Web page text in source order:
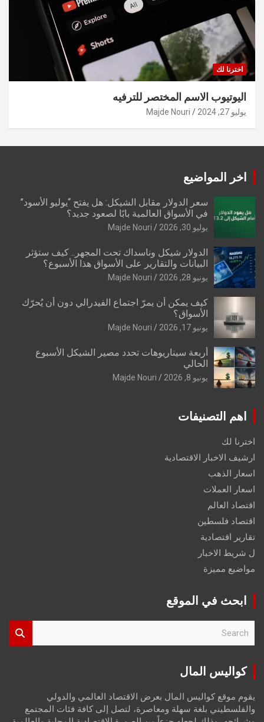
اخترنا لك
اليوتيوب الاسم المختصر للترفيه
يوليو 27, 2024 Majde Nouri
اخر المواضيع
سعر الدولار مقابل الشيكل: هل يفتح “يوليو الأسود”
في الأسواق العالمية بابًا لصعود جديد؟
يوليو 30, 2026 Majde Nouri
الدولار شيكل وناسداك تحت المجهر.. كيف ستؤثر
البيانات والتقارير على الأسواق هذا الأسبوع؟
يونيو 28, 2026 Majde Nouri
كيف يمكن أن يمرّ اجتماع الفيدرالي دون أن يُحرّك
الأسواق؟
يونيو 17, 2026 Majde Nouri
أربعة سيناريوهات تحدد مصير الشيكل الأسبوع
الحالي
يونيو 8, 2026 Majde Nouri
اهم التصنيفات
اخترنا لك
ارشيف الاخبار الاقتصادية
اسعار الذهب
اسعار العملات
اقتصاد العالم
اقتصاد فلسطين
تقارير اقتصادية
ل شريط الاخبار
مواضيع مميزة
ابحث في الموقع
r
كواليس المال
يقوم موقع كواليس المال بعرض الاقتصاد العالمي والدولي
والفلسطيني بلغة سهلة ومعاصرة، لتصل إلى كافة فئات المجتمع